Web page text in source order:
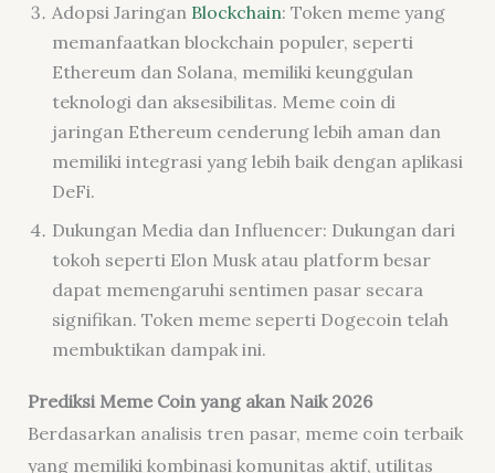
Adopsi Jaringan Blockchain: Token meme yang
memanfaatkan blockchain populer, seperti
Ethereum dan Solana, memiliki keunggulan
teknologi dan aksesibilitas. Meme coin di
jaringan Ethereum cenderung lebih aman dan
memiliki integrasi yang lebih baik dengan aplikasi
DeFi.
Dukungan Media dan Influencer: Dukungan dari
tokoh seperti Elon Musk atau platform besar
dapat memengaruhi sentimen pasar secara
signifikan. Token meme seperti Dogecoin telah
membuktikan dampak ini.
Prediksi Meme Coin yang akan Naik 2026
Berdasarkan analisis tren pasar, meme coin terbaik
yang memiliki kombinasi komunitas aktif, utilitas